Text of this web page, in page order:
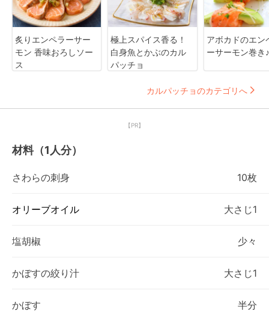
炙りエンペラーサー
モン 香味おろしソー
ス
極上スパイス香る！
白身魚とかぶのカル
パッチョ
アボカドのエン
ーサーモン巻き♪
カルパッチョのカテゴリへ
【PR】
材料（1人分）
さわらの刺身 10枚
オリーブオイル 大さじ1
塩胡椒 少々
かぼすの絞り汁 大さじ1
かぼす 半分